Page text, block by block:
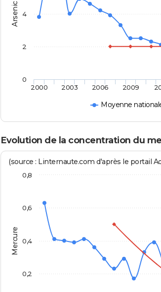
Arsenic
Moyenne
2000 2003 2006 2009
0
2
4
Evolution de la concentration du
Mercure
(source : Linternaute.com d'après le portail
0,2
0,4
0,6
0,8